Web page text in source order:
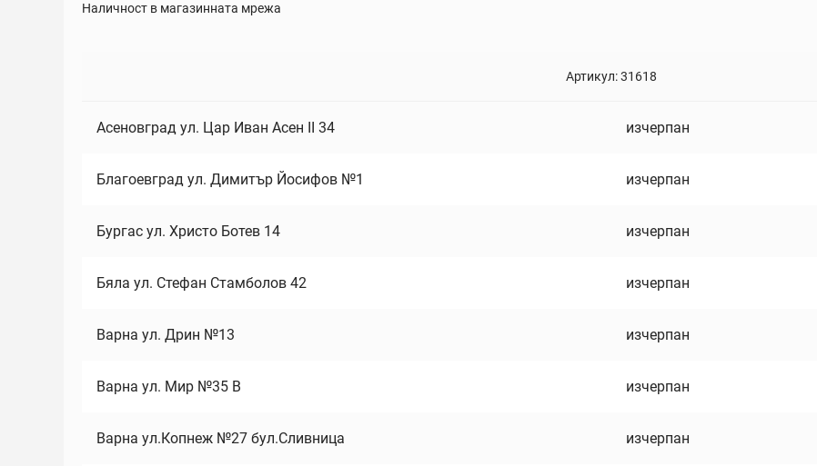
Наличност в магазинната мрежа
Артикул:31618
Асеновград ул. Цар Иван Асен II 34 изчерпан
Благоевград ул. Димитър Йосифов №1 изчерпан
Бургас ул. Христо Ботев 14 изчерпан
Бяла ул. Стефан Стамболов 42 изчерпан
Варна ул. Дрин №13 изчерпан
Варна ул. Мир №35 В изчерпан
Варна ул.Копнеж №27 бул.Сливница изчерпан